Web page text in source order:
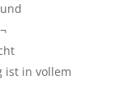
ist in vollem